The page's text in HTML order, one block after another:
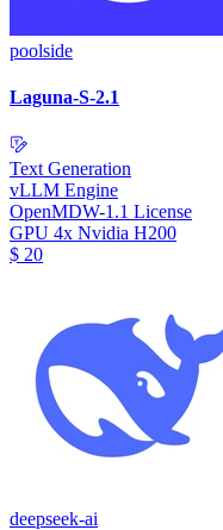
poolside
Laguna-S-2.1
Text Generation
vLLM Engine
OpenMDW-1.1 License
GPU 4x Nvidia H200
$ 20
deepseek-ai